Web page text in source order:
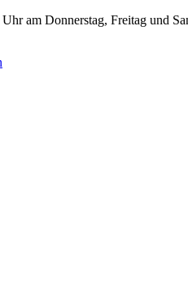
am Donnerstag, Freitag und